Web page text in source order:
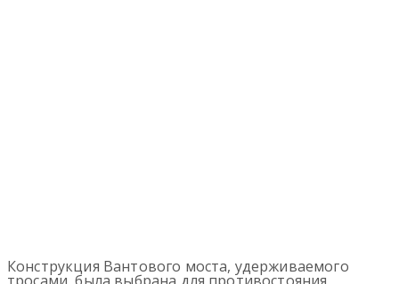
Конструкция Вантового моста, удерживаемого